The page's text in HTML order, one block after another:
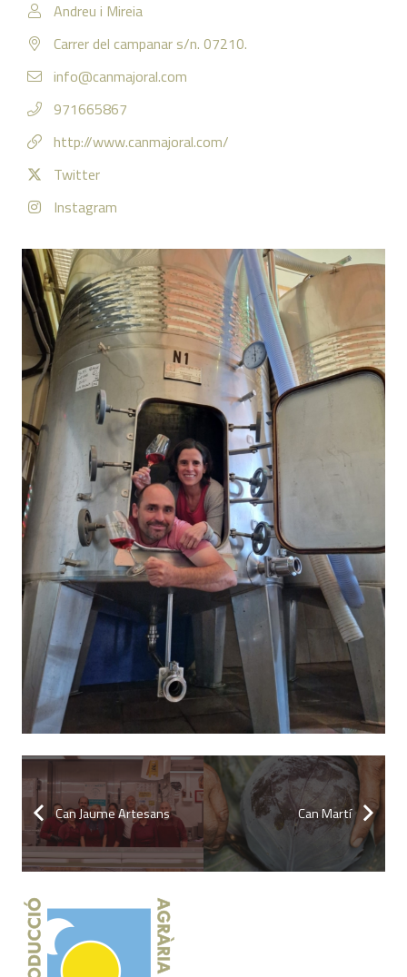
Andreu i Mireia
Carrer del campanar s/n. 07210.
info@canmajoral.com
971665867
http://www.canmajoral.com/
Twitter
Instagram
Can Jaume Artesans Can Martí